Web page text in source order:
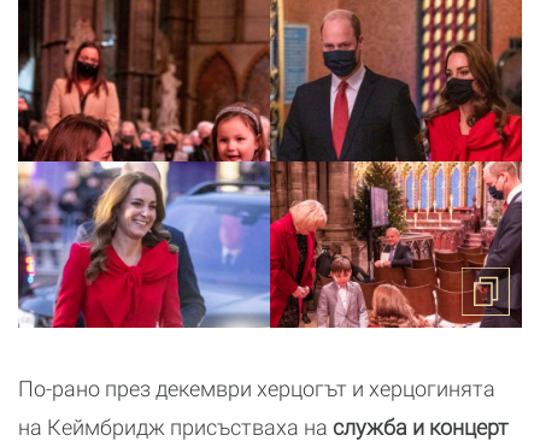
По-рано през декември херцогът и херцогинята
на Кеймбридж присъстваха на служба и концерт